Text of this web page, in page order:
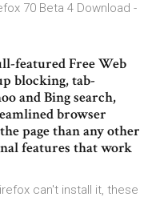
70 Beta 4 Download -
featured Free Web
blocking, tab-
and Bing search,
browser
page than any other
features that work
can't install it, these